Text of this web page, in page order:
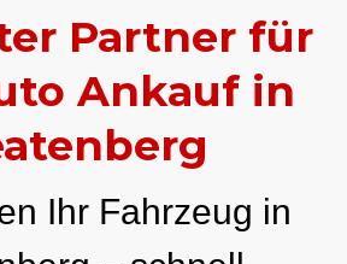
Partner für
Ankauf in
Ihr Fahrzeug in